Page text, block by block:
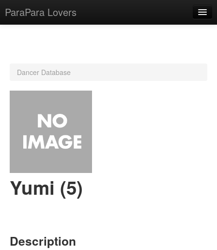
ParaPara Lovers
CD Database
Lesson Database
Dancer Database
Yumi (5)
Description